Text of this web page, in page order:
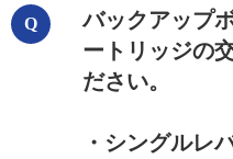
バックアップ
ートリッジの
ださい。
・シングルレ